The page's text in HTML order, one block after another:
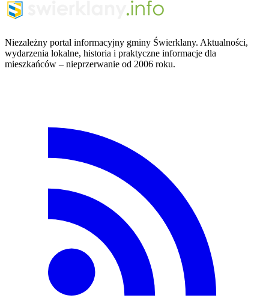
Niezależny portal informacyjny gminy Świerklany. Aktualności,
wydarzenia lokalne, historia i praktyczne informacje dla
mieszkańców – nieprzerwanie od 2006 roku.